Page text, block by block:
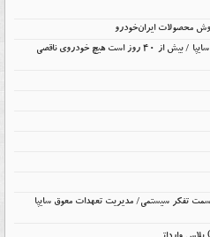
محصولات ایران‌خودرو
کاهش ۶۹ درصدی خودروهای ناقص شرکت سایپا / بیش از ۴۰ روز است هیچ خودروی ناقصی
تفکر سیستمی/ مدیریت تعهدات معوق سایپا